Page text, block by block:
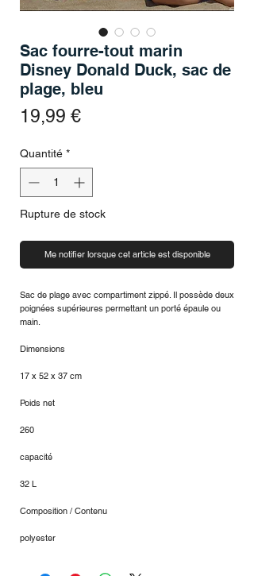
Sac fourre-tout marin
Disney Donald Duck, sac de
plage, bleu
19,99 €Prix
Quantité *
Rupture de stock
Me notifier lorsque cet article est disponible
Sac de plage avec compartiment zippé. Il possède deux
poignées supérieures permettant un porté épaule ou
main.
Dimensions
17 x 52 x 37 cm
Poids net
260
capacité
32 L
Composition / Contenu
polyester